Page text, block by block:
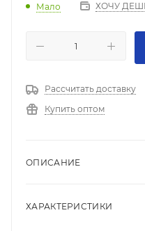
Мало ХОЧУ
Рассчитать доставку
Купить оптом
ОПИСАНИЕ
ХАРАКТЕРИСТИКИ